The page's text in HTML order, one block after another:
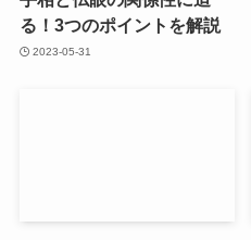
る！3つのポイントを解説
2023-05-31